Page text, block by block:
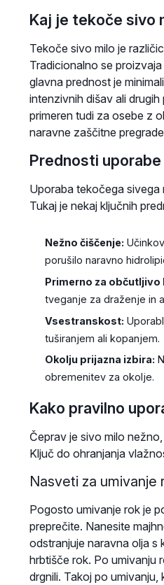
Kaj je tekoče sivo
Tekoče sivo milo je
Tradicionalno se
glavna prednost je
intenzivnih dišav ali
primeren tudi za osebe z
naravne zaščitne
Prednosti
Uporaba tekočega sivega
Tukaj je nekaj ključnih
Nežno čiščenje:
porušilo naravno
Primerno za občutljivo
tveganje za draženje in
Vsestranskost:
tuširanjem ali kopanjem.
Okolju prijazna izbira:
obremenitev za okolje.
Kako pravilno
Čeprav je sivo milo
Ključ do ohranjanja
Nasveti za umivanje
Pogosto umivanje rok je
preprečite. Nanesite
odstranjuje naravna olja s
hrbtišče rok. Po umivanju
drgnili. Takoj po